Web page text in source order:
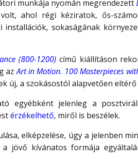
munkája nyomán megrendezett
ahol régi kéziratok, ős-
sokaságának
(800-1200) című kiállításon
azArt in Motion. 100 Masterpieces
új, a szokásostól alapvetően
egyébként jelenleg a
érzékelhető, miről is beszélek.
elképzelése, úgy a jelenben
jövő kívánatos formája